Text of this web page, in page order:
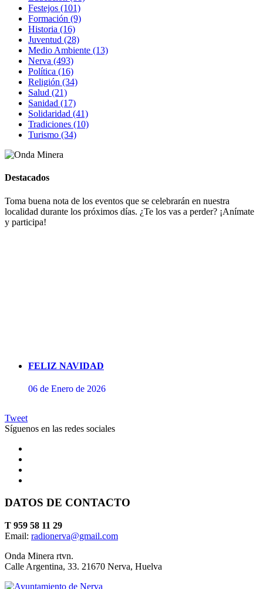
Festejos (101)
Formación (9)
Historia (16)
Juventud (28)
Medio Ambiente (13)
Nerva (493)
Política (16)
Religión (34)
Salud (21)
Sanidad (17)
Solidaridad (41)
Tradiciones (10)
Turismo (34)
Destacados
Toma buena nota de los eventos que se celebrarán en nuestra
localidad durante los próximos días. ¿Te los vas a perder? ¡Anímate
y participa!
FELIZ NAVIDAD
06 de Enero de 2026
Concierto de Perianes
Tweet
Síguenos en las redes sociales
DATOS DE CONTACTO
T 959 58 11 29
Email: radionerva@gmail.com
Onda Minera rtvn.
Calle Argentina, 33. 21670 Nerva, Huelva